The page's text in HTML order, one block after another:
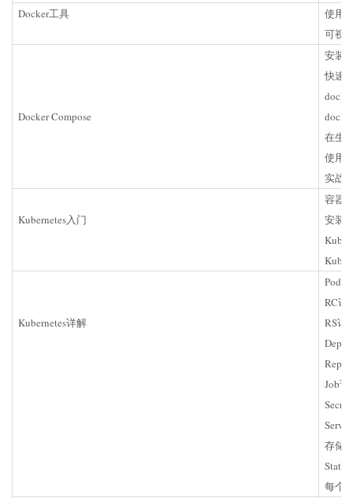
Docker工具
使用
可视
Docker Compose
安装
快速
在生
使用
实战
Kubernetes入门
容器
安装
Kubernetes详解
Pod
RC详
RS详
Job详
存储
每个